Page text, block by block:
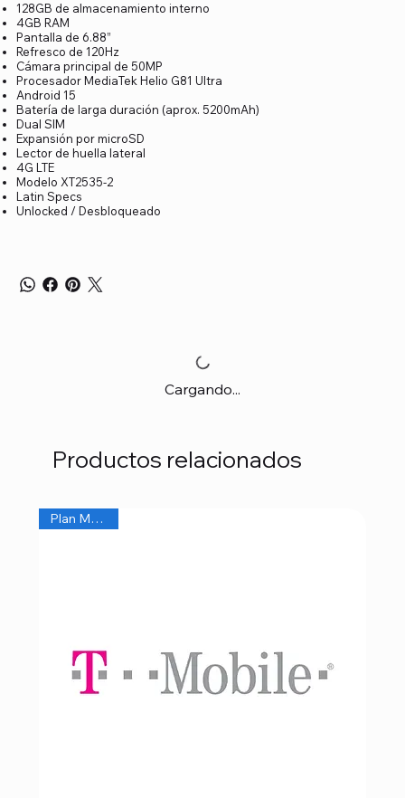
128GB de almacenamiento interno
4GB RAM
Pantalla de 6.88”
Refresco de 120Hz
Cámara principal de 50MP
Procesador MediaTek Helio G81 Ultra
Android 15
Batería de larga duración (aprox. 5200mAh)
Dual SIM
Expansión por microSD
Lector de huella lateral
4G LTE
Modelo XT2535-2
Latin Specs
Unlocked / Desbloqueado
Cargando...
Productos relacionados
Plan Mensual